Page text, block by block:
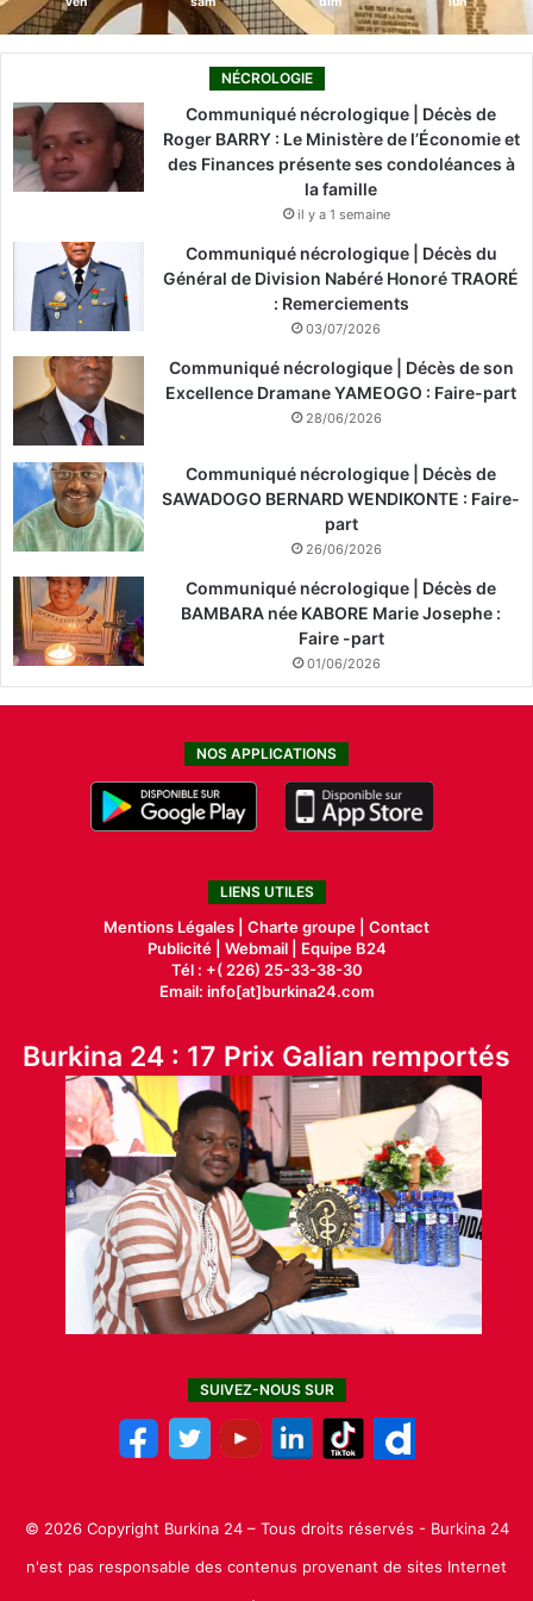
NÉCROLOGIE
Communiqué nécrologique | Décès de
Roger BARRY : Le Ministère de l’Économie et
des Finances présente ses condoléances à
la famille
il y a 1 semaine
Communiqué nécrologique | Décès du
Général de Division Nabéré Honoré TRAORÉ
: Remerciements
03/07/2026
Communiqué nécrologique | Décès de son
Excellence Dramane YAMEOGO : Faire-part
28/06/2026
Communiqué nécrologique | Décès de
SAWADOGO BERNARD WENDIKONTE : Faire-
part
26/06/2026
Communiqué nécrologique | Décès de
BAMBARA née KABORE Marie Josephe :
Faire -part
01/06/2026
NOS APPLICATIONS
LIENS UTILES
Mentions Légales | Charte groupe | Contact
Publicité| Webmail |
Equipe B24
Tél : +( 226) 25-33-38-30
Email: info[at]burkina24.com
Burkina 24 : 17 Prix Galian remportés
SUIVEZ-NOUS SUR
© 2026 Copyright Burkina 24 – Tous droits réservés - Burkina 24
n'est pas responsable des contenus provenant de sites Internet